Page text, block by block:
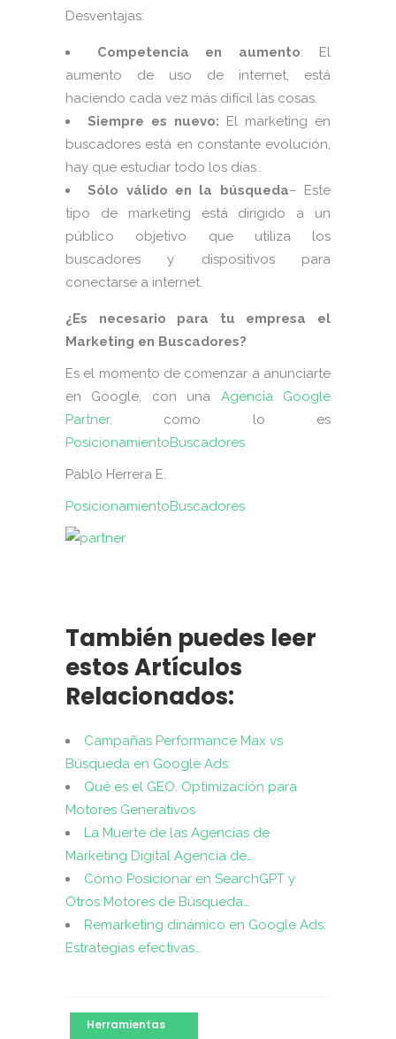
Desventajas:
Competencia en aumento: El
aumento de uso de internet, está
haciendo cada vez más difícil las cosas.
Siempre es nuevo: El marketing en
buscadores está en constante evolución,
hay que estudiar todo los días..
Sólo válido en la búsqueda– Este
tipo de marketing está dirigido a un
público objetivo que utiliza los
buscadores y dispositivos para
conectarse a internet.
¿Es necesario para tu empresa el
Marketing en Buscadores?
Es el momento de comenzar a anunciarte
en Google, con una Agencia Google
Partner, como lo es
PosicionamientoBuscadores
Pablo Herrera E.
PosicionamientoBuscadores
También puedes leer
estos Artículos
Relacionados:
Campañas Performance Max vs
Búsqueda en Google Ads:
Qué es el GEO. Optimización para
Motores Generativos
La Muerte de las Agencias de
Marketing Digital Agencia de…
Cómo Posicionar en SearchGPT y
Otros Motores de Búsqueda…
Remarketing dinámico en Google Ads:
Estrategias efectivas…
Herramientas